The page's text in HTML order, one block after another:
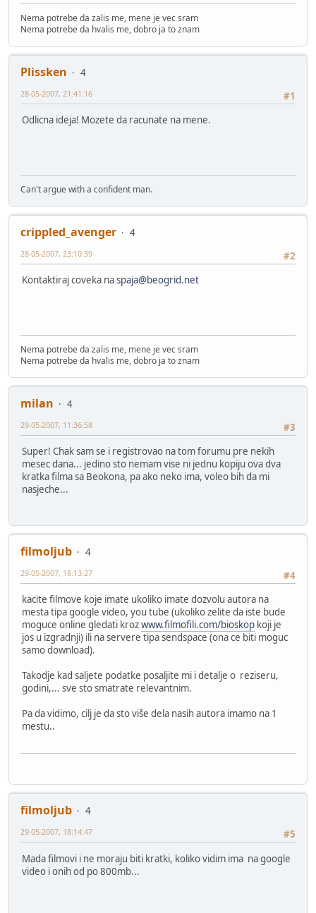
Nema potrebe da zalis me, mene je vec sram
Nema potrebe da hvalis me, dobro ja to znam
Plissken
4
#1
28-05-2007, 21:41:16
Odlicna ideja! Mozete da racunate na mene.
Can't argue with a confident man.
crippled_avenger
4
#2
28-05-2007, 23:10:39
Kontaktiraj coveka naspaja@beogrid.net
Nema potrebe da zalis me, mene je vec sram
Nema potrebe da hvalis me, dobro ja to znam
milan
4
#3
29-05-2007, 11:36:58
Super! Chak sam se i registrovao na tom forumu pre nekih
mesec dana... jedino sto nemam vise ni jednu kopiju ova dva
kratka filma sa Beokona, pa ako neko ima, voleo bih da mi
nasjeche...
filmoljub
4
#4
29-05-2007, 18:13:27
kacite filmove koje imate ukoliko imate dozvolu autora na
mesta tipa google video, you tube (ukoliko zelite da iste bude
moguce online gledati krozwww.filmofili.com/bioskop koji je
jos u izgradnji) ili na servere tipa sendspace (ona ce biti moguc
samo download).
Takodje kad saljete podatke posaljite mi i detalje o reziseru,
godini,... sve sto smatrate relevantnim.
Pa da vidimo, cilj je da sto više dela nasih autora imamo na 1
mestu..
filmoljub
4
#5
29-05-2007, 18:14:47
Mada filmovi i ne moraju biti kratki, koliko vidim ima na google
video i onih od po 800mb...